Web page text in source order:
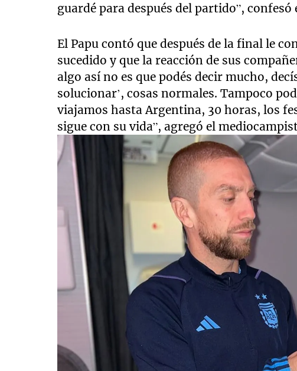
guardé para después del partido”, confesó
El Papu contó que después de la final le
sucedido y que la reacción de sus
algo así no es que podés decir mucho,
solucionar’, cosas normales. Tampoco
viajamos hasta Argentina, 30 horas, los
sigue con su vida”, agregó el